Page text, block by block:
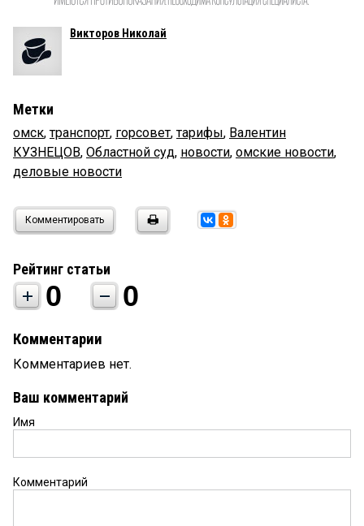
Викторов Николай
Метки
омск,транспорт, горсовет,тарифы, Валентин
КУЗНЕЦОВ, Областной суд, новости, омские новости,
деловые новости
Комментировать
Рейтинг статьи
0 0
Комментарии
Комментариев нет.
Ваш комментарий
Имя
Комментарий